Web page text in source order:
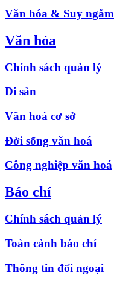
Văn hóa & Suy ngẫm
Văn hóa
Chính sách quản lý
Di sản
Văn hoá cơ sở
Đời sống văn hoá
Công nghiệp văn hoá
Báo chí
Chính sách quản lý
Toàn cảnh báo chí
Thông tin đối ngoại